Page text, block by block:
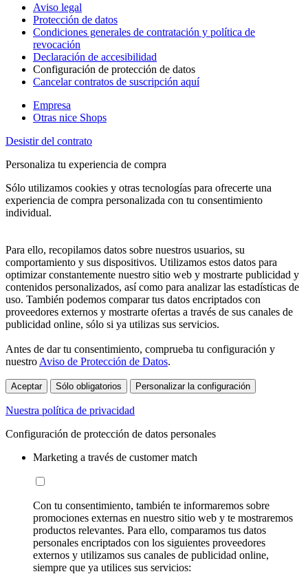
Aviso legal
Protección de datos
Condiciones generales de contratación y política de
revocación
Declaración de accesibilidad
Configuración de protección de datos
Cancelar contratos de suscripción aquí
Empresa
Otras nice Shops
Desistir del contrato
Personaliza tu experiencia de compra
Sólo utilizamos cookies y otras tecnologías para ofrecerte una
experiencia de compra personalizada con tu consentimiento
individual.
Para ello, recopilamos datos sobre nuestros usuarios, su
comportamiento y sus dispositivos. Utilizamos estos datos para
optimizar constantemente nuestro sitio web y mostrarte publicidad y
contenidos personalizados, así como para analizar las estadísticas de
uso. También podemos comparar tus datos encriptados con
proveedores externos y mostrarte ofertas a través de sus canales de
publicidad online, sólo si ya utilizas sus servicios.
Antes de dar tu consentimiento, comprueba tu configuración y
nuestro Aviso de Protección de Datos.
Aceptar Sólo obligatorios Personalizar la configuración
Nuestra política de privacidad
Configuración de protección de datos personales
Marketing a través de customer match
Con tu consentimiento, también te informaremos sobre
promociones externas en nuestro sitio web y te mostraremos
productos relevantes. Para ello, comparamos tus datos
personales encriptados con los siguientes proveedores
externos y utilizamos sus canales de publicidad online,
siempre que ya utilices sus servicios: